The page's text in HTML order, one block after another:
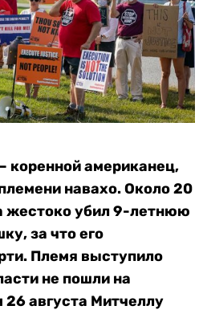
коренной американец,
навахо. Около 20
жестоко убил 9-летнюю
за что его
Племя выступило
не пошли на
26 августа Митчеллу